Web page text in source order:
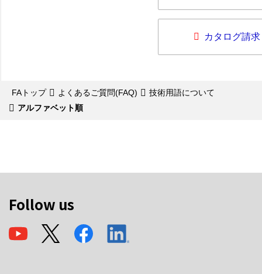
カタログ請求
FAトップ よくあるご質問(FAQ)
技術用語について
アルファベット順
Follow us